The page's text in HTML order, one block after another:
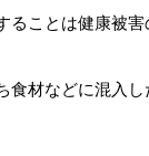
ことは健康被
材などに混入し